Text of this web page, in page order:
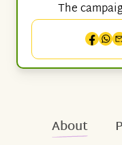
The
About